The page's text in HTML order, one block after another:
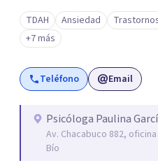
psicoterapia en situaciones
autismo, TEA o trastorno
Neurodivergencia. Con
psicología de la
adopción, agresividad,
infantil, borderline, TDAH,
juvenil, celos, trastornos
esquizofrenia, estrés,
TDAH Ansiedad
+7 más
Teléfono Email
Psicóloga Paulina
Av. Chacabuco 882,
Bío